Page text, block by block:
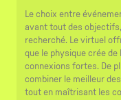
Le choix entre
avant tout des
recherché. Le virtuel
que le physique crée de
connexions fortes. De
combiner le meilleur
tout en maîtrisant les